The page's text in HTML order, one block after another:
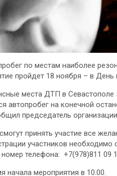
по местам наиболее
пройдет 18 ноября – в
места ДТП в
автопробег на конечной
председатель
принять участие все
участников
телефона: +7(978)811 09
начала мероприятия в 10.00.